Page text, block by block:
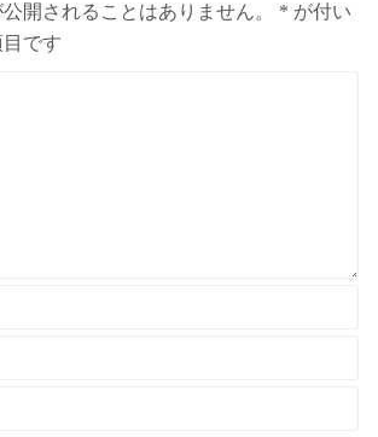
開されることはありません。 * が付い
です